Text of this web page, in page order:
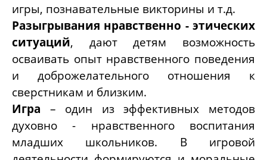
игры, познавательные викторины и т.д.
Разыгрывания нравственно - этических
ситуаций, дают детям возможность
осваивать опыт нравственного поведения
и доброжелательного отношения к
сверстникам и близким.
Игра – один из эффективных методов
духовно - нравственного воспитания
младших школьников. В игровой